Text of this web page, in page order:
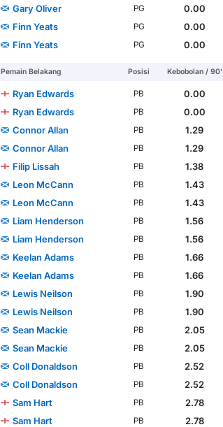
Gary Oliver
PG
0.00
Finn Yeats
PG
0.00
Finn Yeats
PG 0.00
Pemain Belakang Posisi Kebobolan / 90'
Ryan Edwards PB
0.00
Ryan Edwards
PB
0.00
Connor Allan
PB
1.29
Connor Allan
PB
1.29
Filip Lissah
PB
1.38
Leon McCann
PB
1.43
Leon McCann
PB
1.43
Liam Henderson
PB
1.56
Liam Henderson
PB
1.56
Keelan Adams
PB
1.66
Keelan Adams
PB
1.66
Lewis Neilson
PB
1.90
Lewis Neilson
PB
1.90
Sean Mackie
PB
2.05
Sean Mackie
PB
2.05
Coll Donaldson
PB
2.52
Coll Donaldson
PB
2.52
Sam Hart
PB
2.78
Sam Hart
PB 2.78